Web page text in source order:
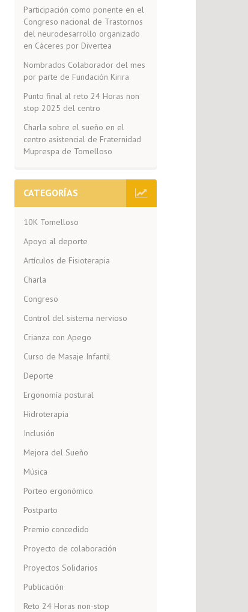
Participación como ponente en el
Congreso nacional de Trastornos
del neurodesarrollo organizado
en Cáceres por Divertea
Nombrados Colaborador del mes
por parte de Fundación Kirira
Punto final al reto 24 Horas non
stop 2025 del centro
Charla sobre el sueño en el
centro asistencial de Fraternidad
Muprespa de Tomelloso
CATEGORÍAS
10K Tomelloso
Apoyo al deporte
Artículos de Fisioterapia
Charla
Congreso
Control del sistema nervioso
Crianza con Apego
Curso de Masaje Infantil
Deporte
Ergonomía postural
Hidroterapia
Inclusión
Mejora del Sueño
Música
Porteo ergonómico
Postparto
Premio concedido
Proyecto de colaboración
Proyectos Solidarios
Publicación
Reto 24 Horas non-stop